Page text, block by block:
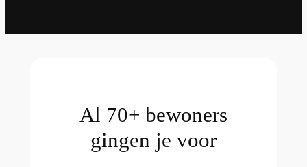
Al 70+ bewoners
gingen je voor